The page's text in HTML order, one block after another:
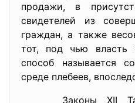
продажи, в
свидетелей из
граждан, а также
тот, под чью власть
способ называется
среде плебеев,
Законы XII